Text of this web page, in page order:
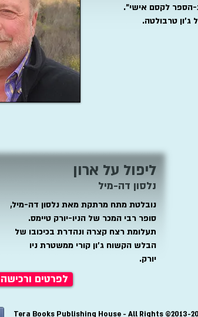
הספר לקסם אישי".
ג'ון טרבולטה.
ליפול על ארון
נלסון דה-מיל
נובלטת מתח מרתקת מאת נלסון דה-מיל,
סופר רבי המכר של הניו-יורק טיימס.
תעלומת רצח קצרה ונהדרת בכיכובו של
הבלש הקשוח ג'ון קורי ממשטרת ניו
יורק.
לפרטים ורכישה
טרה ספרים הוצאה לאור - כל הזכויות שמורות 2013-2026© Tera Books Publishing House - All Rights